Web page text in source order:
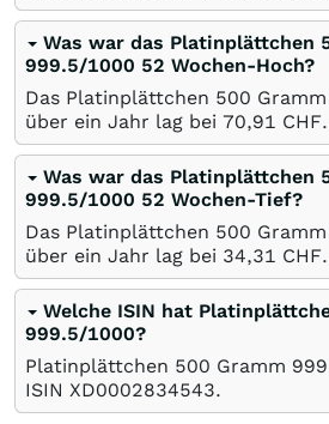
Was war das Platinplättchen
999.5/1000 52 Wochen-Hoch?
Das Platinplättchen 500
über ein Jahr lag bei 70,91 CHF.
Was war das Platinplättchen
999.5/1000 52 Wochen-Tief?
Das Platinplättchen 500
über ein Jahr lag bei 34,31 CHF.
Welche ISIN hat
999.5/1000?
Platinplättchen 500 Gramm
ISIN XD0002834543.